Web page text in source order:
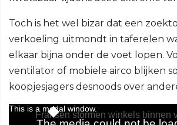
Toch is het wel bizar dat een
verkoeling uitmondt in taferelen
elkaar bijna onder de voet lopen.
ventilator of mobiele airco blijken
koopjesjagers desnoods over